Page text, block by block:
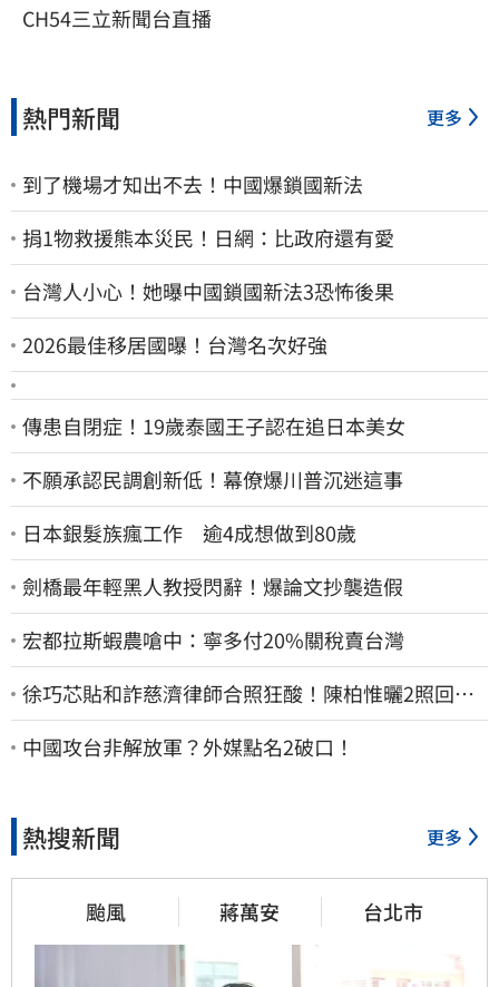
CH54三立新聞台直播
熱門新聞 更多
到了機場才知出不去！中國爆鎖國新法
捐1物救援熊本災民！日網：比政府還有愛
台灣人小心！她曝中國鎖國新法3恐怖後果
2026最佳移居國曝！台灣名次好強
傳患自閉症！19歲泰國王子認在追日本美女
不願承認民調創新低！幕僚爆川普沉迷這事
日本銀髮族瘋工作 逾4成想做到80歲
劍橋最年輕黑人教授閃辭！爆論文抄襲造假
宏都拉斯蝦農嗆中：寧多付20%關稅賣台灣
徐巧芯貼和詐慈濟律師合照狂酸！陳柏惟曬2照回擊
網笑翻
中國攻台非解放軍？外媒點名2破口！
熱搜新聞 更多
颱風 蔣萬安 台北市